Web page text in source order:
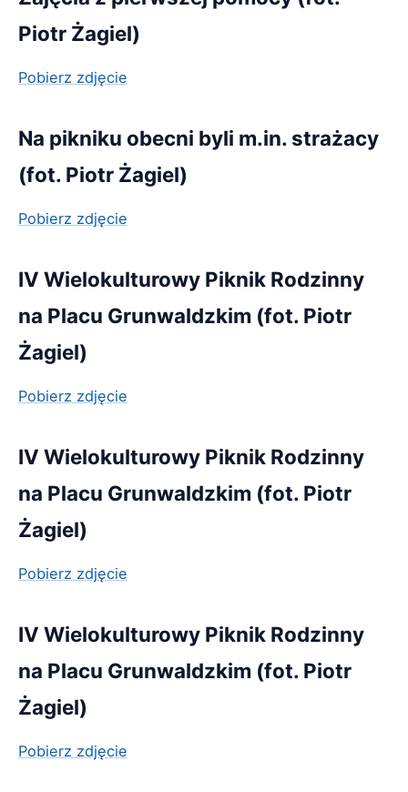
Piotr Żagiel)
Pobierz zdjęcie
Na pikniku obecni byli m.in. strażacy
(fot. Piotr Żagiel)
Pobierz zdjęcie
IV Wielokulturowy Piknik Rodzinny
na Placu Grunwaldzkim (fot. Piotr
Żagiel)
Pobierz zdjęcie
IV Wielokulturowy Piknik Rodzinny
na Placu Grunwaldzkim (fot. Piotr
Żagiel)
Pobierz zdjęcie
IV Wielokulturowy Piknik Rodzinny
na Placu Grunwaldzkim (fot. Piotr
Żagiel)
Pobierz zdjęcie